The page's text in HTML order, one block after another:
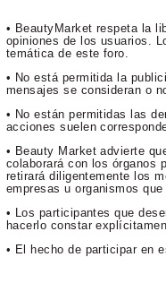
• BeautyMarket respeta la
opiniones de los usuarios.
temática de este foro.
• No está permitida la
mensajes se consideran o
• No están permitidas las
acciones suelen
• Beauty Market advierte
colaborará con los órganos
retirará diligentemente los
empresas u organismos
• Los participantes que
hacerlo constar
• El hecho de participar en